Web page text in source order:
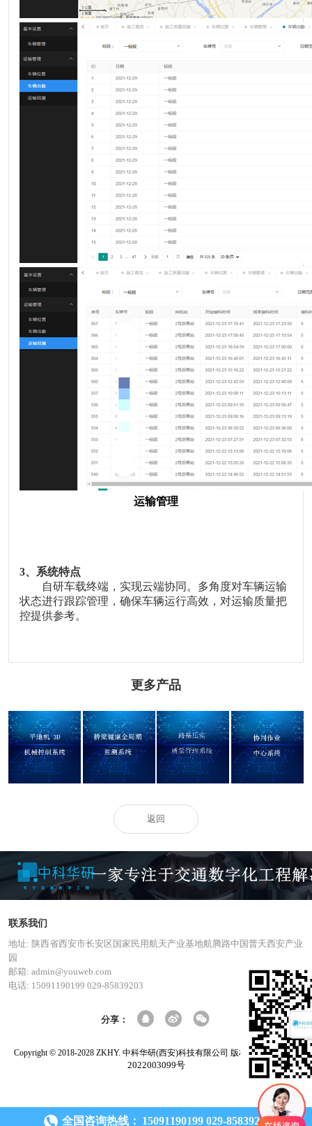
运输管理
3、系统特点
自研车载终端，实现云端协同 。 多角度对车辆运输
状态进行跟踪管理，确保车辆运行高效，对运输质量把
控提供参考。
更多产品
平地机 3D 机械控
制系统
桥梁健康全周期
监测系统
路基压实质量智
能管控系统
协同作业中心系
统
返回
联系我们
地址: 陕西省西安市长安区国家民用航天产业基地航腾路中国普天西安产业
园
邮箱: admin@youweb.com
电话: 15091190199 029-85839203
分享：
Copyright © 2018-2028 ZKHY. 中科华研(西安)科技有限公司 版权所有 陕ICP备
2022003099号
全国咨询热线： 15091190199 029-85839203